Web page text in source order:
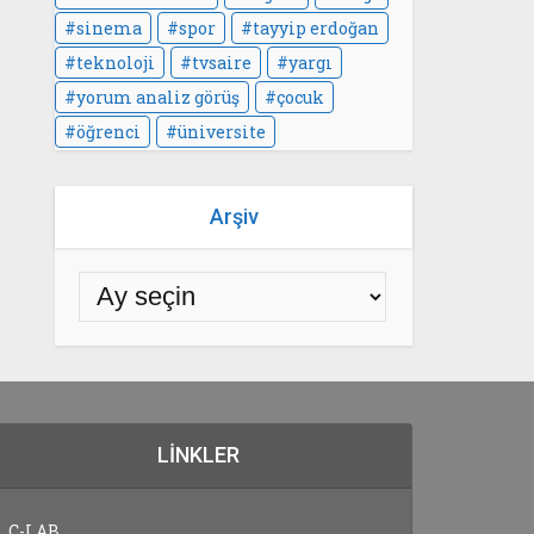
sinema
spor
tayyip erdoğan
teknoloji
tvsaire
yargı
yorum analiz görüş
çocuk
öğrenci
üniversite
Arşiv
LINKLER